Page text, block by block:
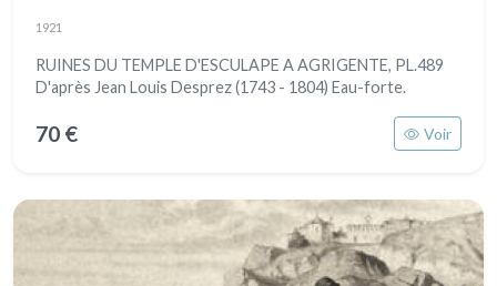
1921
RUINES DU TEMPLE D'ESCULAPE A AGRIGENTE, PL.489
D'après Jean Louis Desprez (1743 - 1804) Eau-forte.
70 € Voir